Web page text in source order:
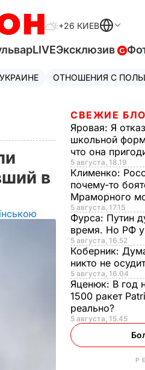
+26 КИЕВ
LIVEЭксклюзив
ОТНОШЕНИЯ С
в
СВЕЖИЕ
Яровая: Я
школьной
что она
5 августа, 18.19
Клименко:
почему-то
Мраморного
5 августа, 17.15
Фурса: Путин
время. Но РФ
5 августа, 16.52
Коберник:
никто не
5 августа, 16.04
Яценюк: В год
1500 ракет
реально?
5 августа, 15.45